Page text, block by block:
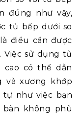
đúng như vậy,
tủ bếp dưới so
điều cần được
Việc sử dụng tủ
cao có thể dẫn
và xương khớp
tự như việc bạn
không phù